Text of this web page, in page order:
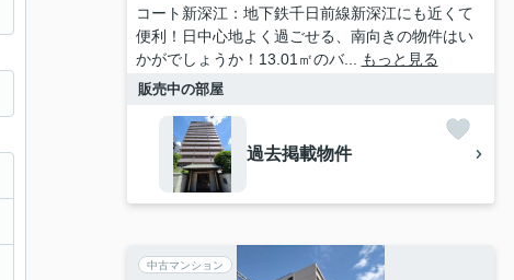
コート新深江：地下鉄千日前線新深江にも近くて
便利！日中心地よく過ごせる、南向きの物件はい
かがでしょうか！13.01㎡のバ...
もっと見る
販売中の部屋
過去掲載物件
中古マンション